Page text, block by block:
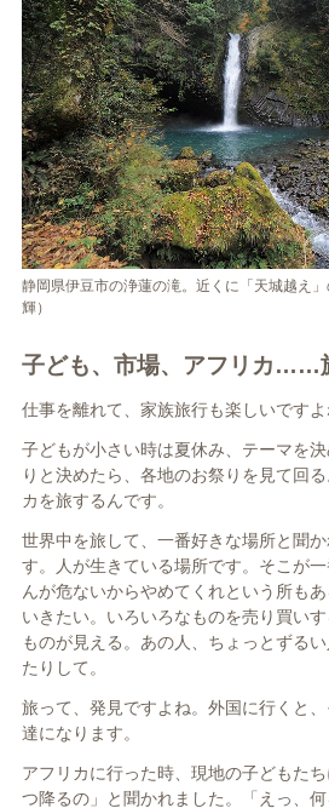
静岡県伊豆市の浄蓮の滝。近くに「天城越え
輝）
子ども、市場、アフリカ……
仕事を離れて、家族旅行も楽しいですよ
子どもが小さい時は夏休み、テーマを
りと決めたら、各地のお祭りを見て回
カを旅するんです。
世界中を旅して、一番好きな場所と聞
す。人が生きている場所です。そこが
んが危ないからやめてくれという所も
いきたい。いろいろなものを売り買い
ものが見える。あの人、ちょっとずる
たりして。
旅って、発見ですよね。外国に行くと
達になります。
アフリカに行った時、現地の子どもた
つ降るの」と聞かれました。「えっ、